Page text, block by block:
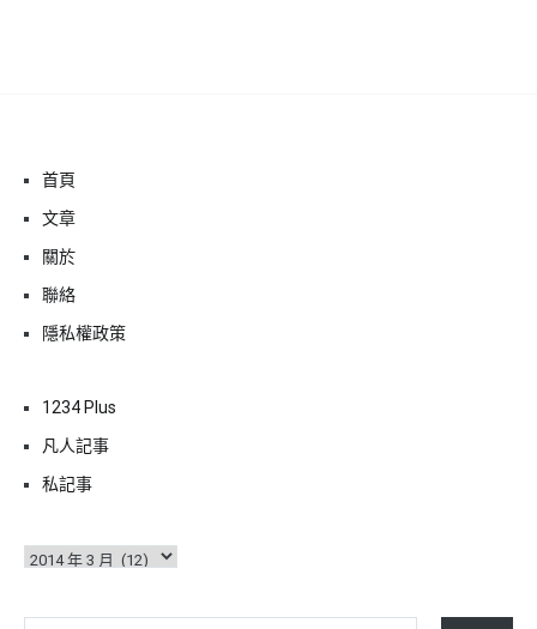
首頁
文章
關於
聯絡
隱私權政策
1234 Plus
凡人記事
私記事
彙
輸入你的電子郵件地址…